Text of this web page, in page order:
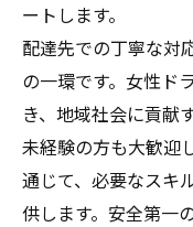
ートします。
配達先での丁寧な対
の一環です。女性ド
き、地域社会に貢献
未経験の方も大歓迎
通じて、必要なスキ
供します。安全第一